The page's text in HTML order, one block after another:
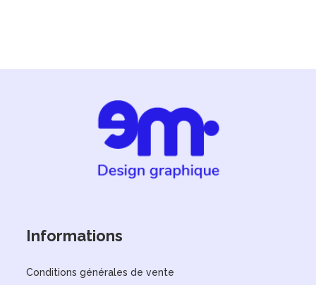
Informations
Conditions générales de vente